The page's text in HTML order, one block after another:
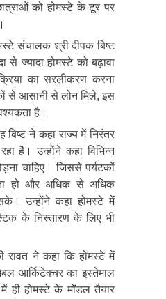
को होमस्टे के टूर पर
संचालक श्री दीपक बिष्ट
से ज्यादा होमस्टे को बढ़ावा
का सरलीकरण करना
से आसानी से लोन मिले, इस
है।
बिष्ट ने कहा राज्य में निरंतर
है। उन्होंने कहा विभिन्न
चाहिए। जिससे पर्यटकों
हो और अधिक से अधिक
उन्होंने कहा होमस्टे में
के निस्तारण के लिए भी
रावत ने कहा कि होमस्टे में
आर्किटेक्चर का इस्तेमाल
में ही होमस्टे के मॉडल तैयार